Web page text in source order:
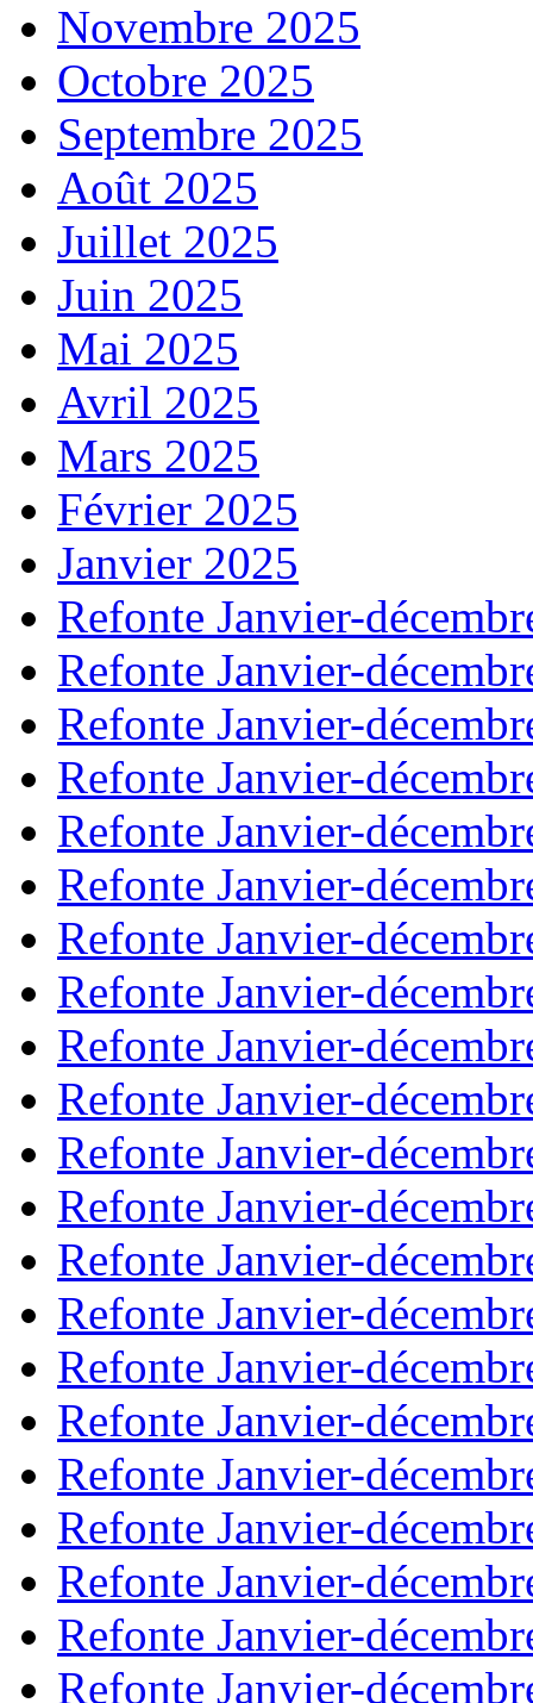
Novembre 2025
Octobre 2025
Septembre 2025
Août 2025
Juillet 2025
Juin 2025
Mai 2025
Avril 2025
Mars 2025
Février 2025
Janvier 2025
Refonte Janvier-
Refonte Janvier-
Refonte Janvier-
Refonte Janvier-
Refonte Janvier-
Refonte Janvier-
Refonte Janvier-
Refonte Janvier-
Refonte Janvier-
Refonte Janvier-
Refonte Janvier-
Refonte Janvier-
Refonte Janvier-
Refonte Janvier-
Refonte Janvier-
Refonte Janvier-
Refonte Janvier-
Refonte Janvier-
Refonte Janvier-
Refonte Janvier-
Refonte Janvier-